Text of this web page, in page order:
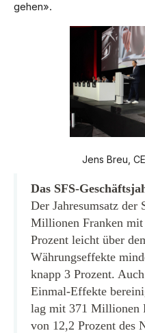
gehen».
Jens Breu,
Das SFS-
Der Jahresumsatz der
Millionen Franken
Prozent leicht über
Währungseffekte
knapp 3 Prozent.
Einmal-Effekte
lag mit 371 Millionen
von 12,2 Prozent des